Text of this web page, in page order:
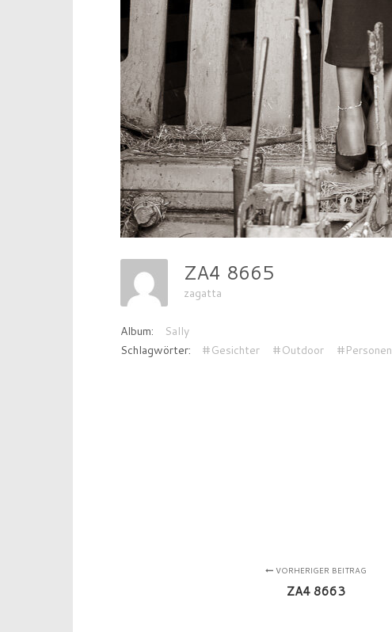
ZA4 8665
zagatta
Album:
Sally
Schlagwörter:
#Gesichter #Outdoor #Personen
VORHERIGER BEITRAG
ZA4 8663